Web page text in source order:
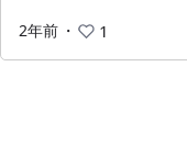
2年前 ・ 1